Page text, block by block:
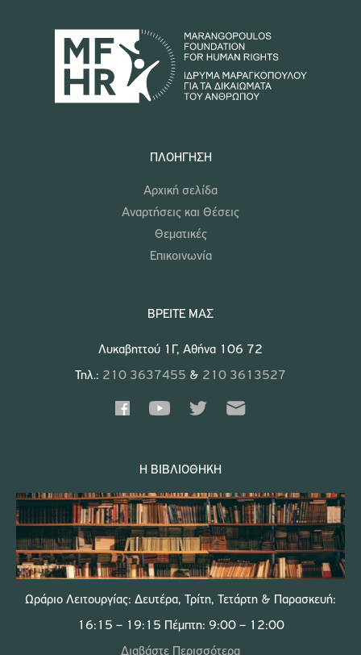
ΠΛΟΉΓΗΣΗ
Αρχική σελίδα
Αναρτήσεις και Θέσεις
Θεματικές
Επικοινωνία
ΒΡΕΊΤΕ ΜΑΣ
Λυκαβηττού 1Γ, Αθήνα 106 72
Τηλ.: 210 3637455 & 210 3613527
Η ΒΙΒΛΙΟΘΉΚΗ
Ωράριο Λειτουργίας: Δευτέρα, Τρίτη, Τετάρτη & Παρασκευή:
16:15 – 19:15 Πέμπτη: 9:00 – 12:00
Διαβάστε Περισσότερα